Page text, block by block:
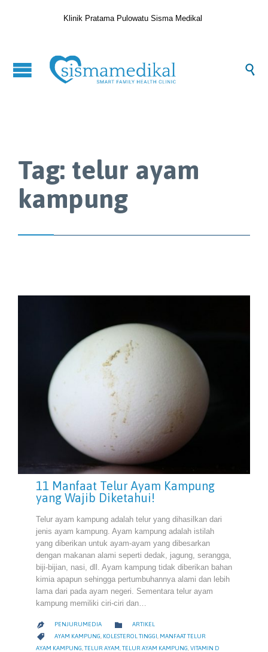
Klinik Pratama Pulowatu Sisma Medikal

Tag: telur ayam
kampung
11 Manfaat Telur Ayam Kampung
yang Wajib Diketahui!
Telur ayam kampung adalah telur yang dihasilkan dari
jenis ayam kampung. Ayam kampung adalah istilah
yang diberikan untuk ayam-ayam yang dibesarkan
dengan makanan alami seperti dedak, jagung, serangga,
biji-bijian, nasi, dll. Ayam kampung tidak diberikan bahan
kimia apapun sehingga pertumbuhannya alami dan lebih
lama dari pada ayam negeri. Sementara telur ayam
kampung memiliki ciri-ciri dan…
 PENJURUMEDIA  CATEGORY
ARTIKEL
 CATEGORY
AYAM KAMPUNG, KOLESTEROL TINGGI , MANFAAT TELUR
AYAM KAMPUNG TELUR AYAM TELUR AYAM KAMPUNG VITAMIN D